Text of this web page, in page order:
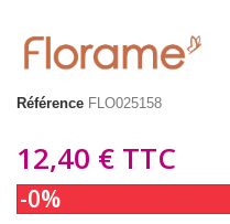
Référence FLO025158
12,40 € TTC
-0%